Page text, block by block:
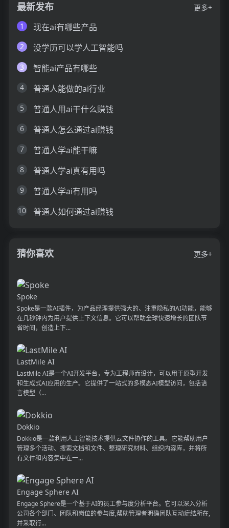
最新发布
更多+
1
现在ai有哪些产品
2 没学历可以学人工智能吗
3 智能ai产品有哪些
4 普通人能做的ai行业
5 普通人用ai干什么赚钱
6 普通人怎么通过ai赚钱
7 普通人学ai能干嘛
8 普通人学ai真有用吗
9 普通人学ai有用吗
10 普通人如何通过ai赚钱
猜你喜欢 更多+
Spoke
Spoke是一款AI插件，为产品经理提供强大的、注重隐私的AI功能，能够
在几秒钟内为用户提供上下文信息。它可以帮助全球快速增长的团队节
省时间，创造上下...
LastMile AI
LastMile AI是一个AI开发平台，专为工程师而设计，可以用于原型开发
和生成式AI应用的生产。它提供了一站式的多模态AI模型访问，包括语
言模型（...
Dokkio
Dokkio是一款利用人工智能技术提供云文件协作的工具。它能帮助用户
管理多个活动、搜索文档和文件、整理研究材料、组织内容库，并将所
有文件和内容集中在一...
Engage Sphere AI
Engage Sphere是一个基于AI的员工参与度分析平台。它可以深入分析
公司各个部门、团队和岗位的参与度,帮助管理者明确团队互动症结所在,
并采取行...